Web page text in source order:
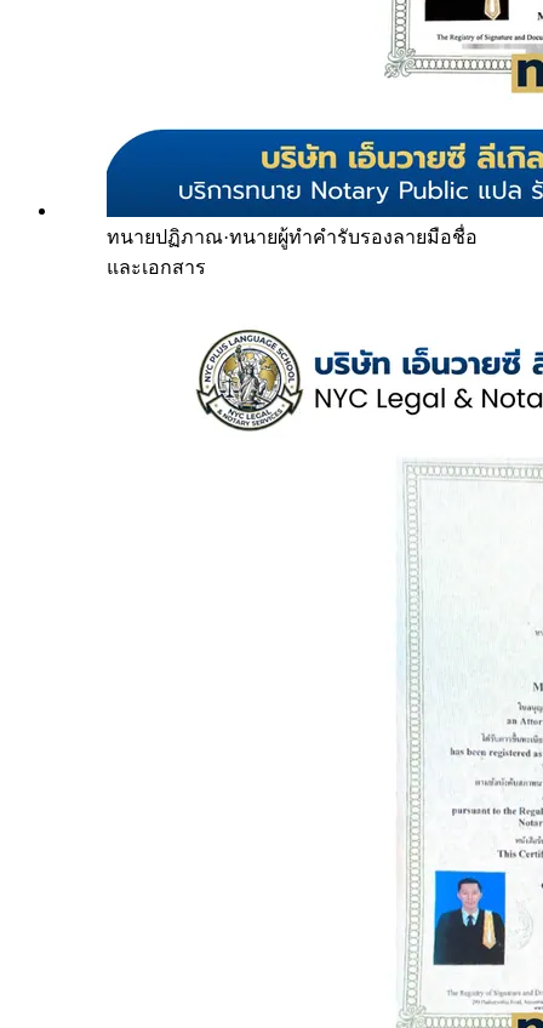
ทนายปฏิภาณ·ทนายผู้ทำคำรับรองลายมือชื่อ
และเอกสาร